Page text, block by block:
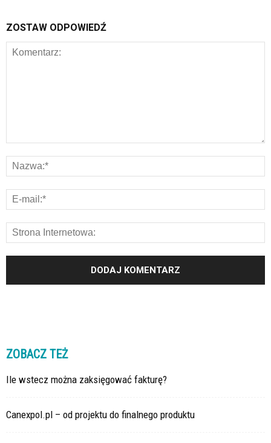
ZOSTAW ODPOWIEDŹ
ZOBACZ TEŻ
Ile wstecz można zaksięgować fakturę?
Canexpol.pl – od projektu do finalnego produktu